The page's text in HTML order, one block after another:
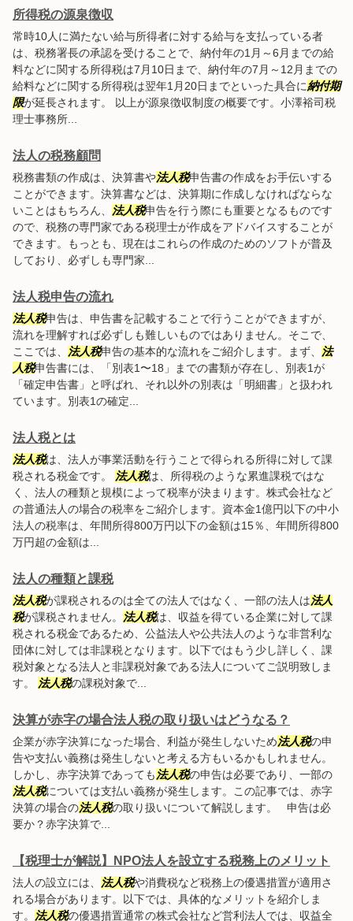
所得税の源泉徴収
常時10人に満たない給与所得者に対する給与を支払っている者
は、税務署長の承認を受けることで、納付年の1月～6月までの給
料などに関する所得税は7月10日まで、納付年の7月～12月までの
給料などに関する所得税は翌年1月20日までといった具合に納付期
限が延長されます。 以上が源泉徴収制度の概要です。小澤裕司税
理士事務所...
法人の税務顧問
税務書類の作成は、決算書や法人税申告書の作成をお手伝いする
ことができます。決算書などは、決算期に作成しなければならな
いことはもちろん、
法人税申告を行う際にも重要となるものです
ので、税務の専門家である税理士が作成をアドバイスすることが
できます。もっとも、現在はこれらの作成のためのソフトが普及
しており、必ずしも専門家...
法人税申告の流れ
法人税申告は、申告書を記載することで行うことができますが、
流れを理解すれば必ずしも難しいものではありません。そこで、
ここでは、
法人税申告の基本的な流れをご紹介します。まず、
法
人税申告書には、「別表1〜18」までの書類が存在し、別表1が
「確定申告書」と呼ばれ、それ以外の別表は「明細書」と扱われ
ています。別表1の確定...
法人税とは
法人税は、法人が事業活動を行うことで得られる所得に対して課
税される税金です。
法人税は、所得税のような累進課税ではな
く、法人の種類と規模によって税率が決まります。株式会社など
の普通法人の場合の税率をご紹介します。資本金1億円以下の中小
法人の税率は、年間所得800万円以下の金額は15％、年間所得800
万円超の金額は...
法人の種類と課税
法人税が課税されるのは全ての法人ではなく、一部の法人は法人
税が課税されません。 法人税は、収益を得ている企業に対して課
税される税金であるため、公益法人や公共法人のような非営利な
団体に対しては非課税となります。以下ではもう少し詳しく、課
税対象となる法人と非課税対象である法人についてご説明致しま
す。
法人税の課税対象で...
決算が赤字の場合法人税の取り扱いはどうなる？
企業が赤字決算になった場合、利益が発生しないため法人税の申
告や支払い義務は発生しないと考える方もいるかもしれません。
しかし、赤字決算であっても 法人税の申告は必要であり、一部の
法人税については支払い義務が発生します。この記事では、赤字
決算の場合の法人税の取り扱いについて解説します。 申告は必
要か？赤字決算で...
【税理士が解説】NPO法人を設立する税務上のメリット
法人の設立には、 法人税や消費税など税務上の優遇措置が適用さ
れる場合があります。以下では、具体的なメリットを紹介しま
す。
法人税の優遇措置通常の株式会社など営利法人では、収益全